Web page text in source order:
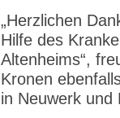
„Herzlichen
Hilfe des
Altenheims“,
Kronen
in Neuwerk und